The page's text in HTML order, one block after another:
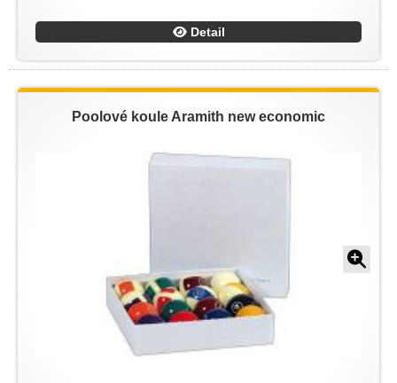
Detail
Poolové koule Aramith new economic